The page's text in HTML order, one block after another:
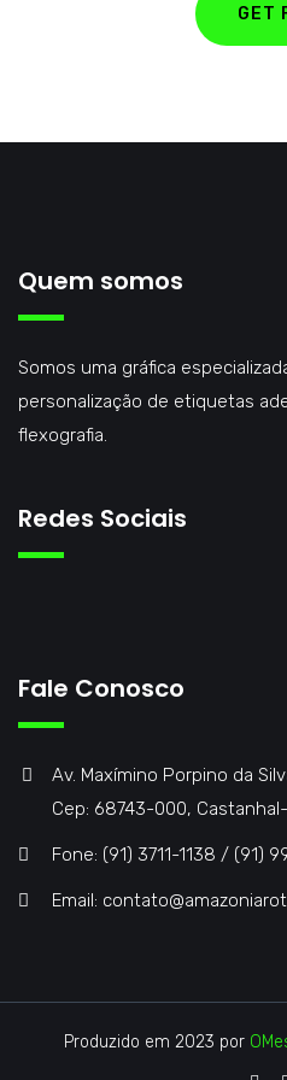
GET
Quem somos
Somos uma gráfica
personalização de etiquetas
flexografia.
Redes Sociais
Fale Conosco
Av. Maxímino Porpino da
Cep: 68743-000,
Fone: (91) 3711-1138 / (91)
Email:
Produzido em 2023 por